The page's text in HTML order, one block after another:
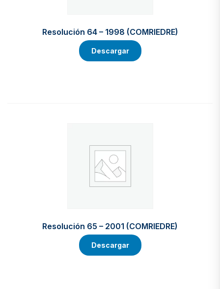
Resolución 64 – 1998 (COMRIEDRE)
Descargar
Resolución 65 – 2001 (COMRIEDRE)
Descargar